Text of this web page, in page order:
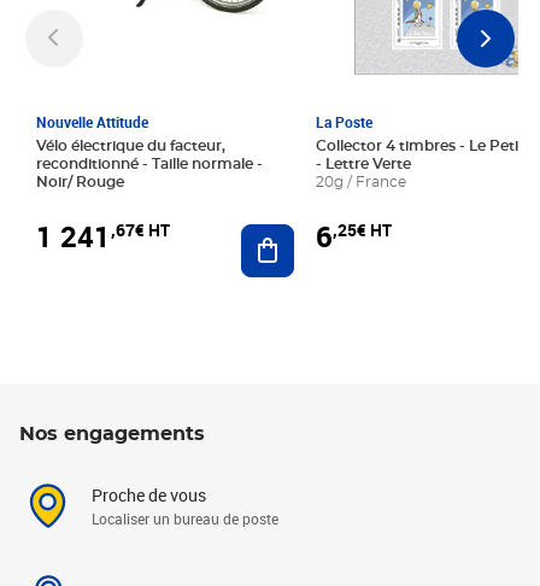
Nouvelle Attitude
Vélo électrique du facteur,
reconditionné - Taille normale -
Noir/ Rouge
1 241 ,67€ HT Ajouter au panier
La Poste
Collector 4 timbres - Le Petit
- Lettre Verte
20g / France
6,25€ HT
Nos engagements
Proche de vous
Localiser un bureau de poste